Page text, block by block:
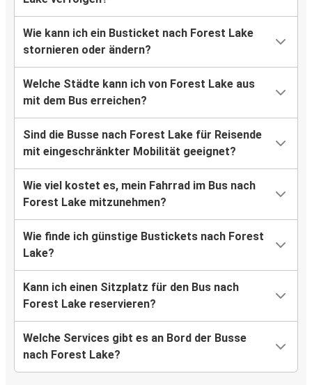
Wie kann ich ein Busticket nach Forest Lake
stornieren oder ändern?
Welche Städte kann ich von Forest Lake aus
mit dem Bus erreichen?
Sind die Busse nach Forest Lake für Reisende
mit eingeschränkter Mobilität geeignet?
Wie viel kostet es, mein Fahrrad im Bus nach
Forest Lake mitzunehmen?
Wie finde ich günstige Bustickets nach Forest
Lake?
Kann ich einen Sitzplatz für den Bus nach
Forest Lake reservieren?
Welche Services gibt es an Bord der Busse
nach Forest Lake?